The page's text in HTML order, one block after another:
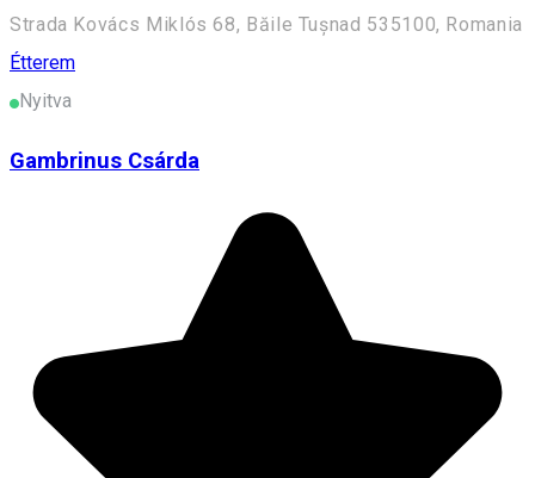
Strada Kovács Miklós 68, Băile Tușnad 535100, Romania
Étterem
Nyitva
Gambrinus Csárda